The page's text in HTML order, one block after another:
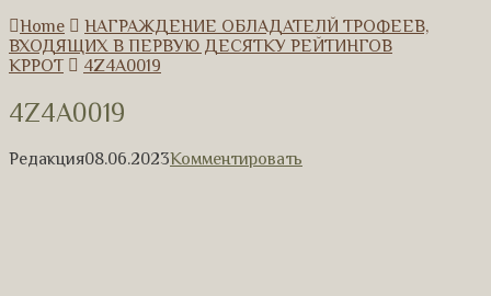
Home
НАГРАЖДЕНИЕ ОБЛАДАТЕЛЙ ТРОФЕЕВ,
ВХОДЯЩИХ В ПЕРВУЮ ДЕСЯТКУ РЕЙТИНГОВ
КРРОТ
4Z4A0019
4Z4A0019
Редакция08.06.2023Комментировать